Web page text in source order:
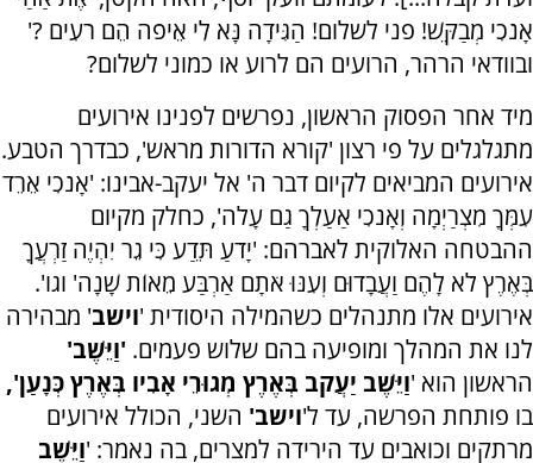
אָנֹכִי מְבַקֵּשׁ! פני לשלום! הַגִּידָה נָּא לִי אֵיפֹה הֵם רֹעִים ?
'
ובוודאי הרהר, הרועים הם לרוע או כמוני לשלום?
מיד אחר הפסוק הראשון, נפרשים לפנינו אירועים
מתגלגלים על פי רצון 'קורא הדורות מראש', כבדרך הטבע.
אירועים המביאים לקיום דבר ה' אל יעקב-אבינו: 'אָנֹכִי אֵרֵד
עִמְּךָ מִצְרַיְמָה וְאָנֹכִי אַעַלְךָ גַם עָלֹה', כחלק מקיום
ההבטחה האלוקית לאברהם: 'יָדֹעַ תֵּדַע כִּי גֵר יִהְיֶה זַרְעֲךָ
בְּאֶרֶץ לֹא לָהֶם וַעֲבָדוּם וְעִנּוּ אֹתָם אַרְבַּע מֵאוֹת שָׁנָה' וגו'.
אירועים אלו מתנהלים כשהמילה היסודית 'וישב' מבהירה
לנו את המהלך ומופיעה בהם שלוש פעמים. 'וַיֵּשֶׁב'
הראשון הוא 'וַיֵּשֶׁב יַעֲקֹב בְּאֶרֶץ מְגוּרֵי אָבִיו בְּאֶרֶץ כְּנָעַן',
בו פותחת הפרשה, עד ל'וישב' השני, הכולל אירועים
מרתקים וכואבים עד הירידה למצרים, בה נאמר: 'וַיֵּשֶׁב